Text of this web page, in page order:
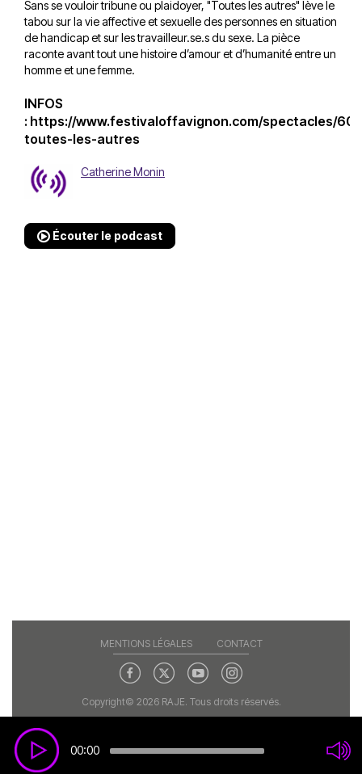
Sans se vouloir tribune ou plaidoyer, "Toutes les autres" lève le
tabou sur la vie affective et sexuelle des personnes en situation
de handicap et sur les travailleur.se.s du sexe. La pièce
raconte avant tout une histoire d’amour et d’humanité entre un
homme et une femme.
INFOS
: https://www.festivaloffavignon.com/spectacles/
toutes-les-autres
Catherine Monin
Écouter le podcast
00:00
MENTIONS LÉGALES CONTACT
Copyright© 2026 RAJE. Tous droits réservés.